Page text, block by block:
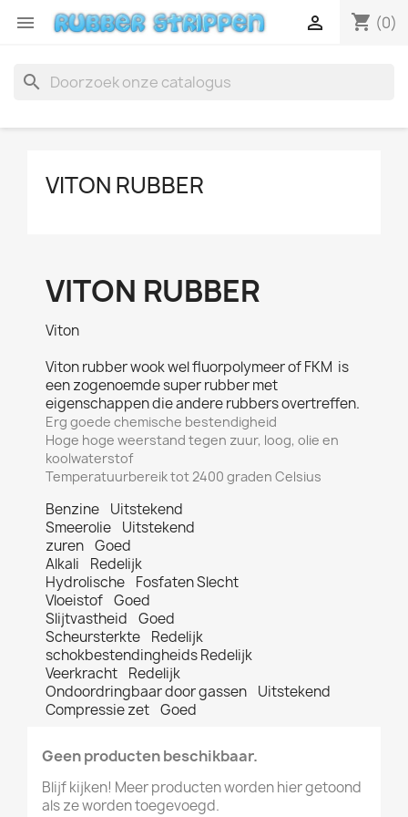
 shopping_cart (0)

search
VITON RUBBER
VITON RUBBER
Viton
Viton rubber wook wel fluorpolymeer of FKM is
een zogenoemde super rubber met
eigenschappen die andere rubbers overtreffen.
Erg goede chemische bestendigheid
Hoge hoge weerstand tegen zuur, loog, olie en
koolwaterstof
Temperatuurbereik tot 2400 graden Celsius
Benzine Uitstekend
Smeerolie Uitstekend
zuren Goed
Alkali Redelijk
Hydrolische Fosfaten Slecht
Vloeistof Goed
Slijtvastheid Goed
Scheursterkte Redelijk
schokbestendingheids Redelijk
Veerkracht Redelijk
Ondoordringbaar door gassen Uitstekend
Compressie zet Goed
Geen producten beschikbaar.
Blijf kijken! Meer producten worden hier getoond
als ze worden toegevoegd.